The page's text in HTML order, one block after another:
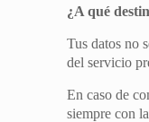
¿A qué
Tus datos no
del servicio
En caso de
siempre con